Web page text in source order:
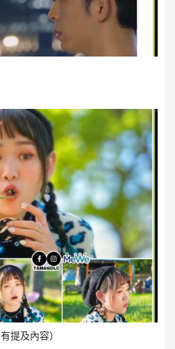
有提及內容）